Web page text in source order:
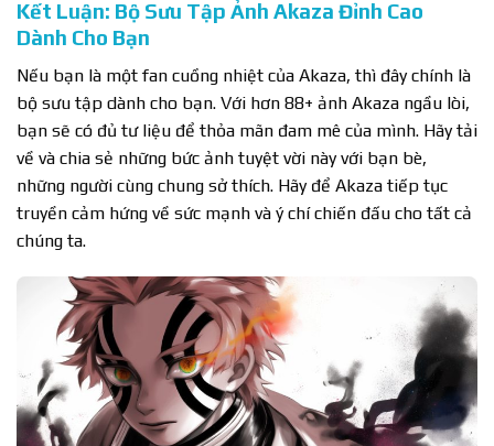
Kết Luận: Bộ Sưu Tập Ảnh Akaza Đỉnh Cao
Dành Cho Bạn
Nếu bạn là một fan cuồng nhiệt của Akaza, thì đây chính là
bộ sưu tập dành cho bạn. Với hơn 88+ ảnh Akaza ngầu lòi,
bạn sẽ có đủ tư liệu để thỏa mãn đam mê của mình. Hãy tải
về và chia sẻ những bức ảnh tuyệt vời này với bạn bè,
những người cùng chung sở thích. Hãy để Akaza tiếp tục
truyền cảm hứng về sức mạnh và ý chí chiến đấu cho tất cả
chúng ta.